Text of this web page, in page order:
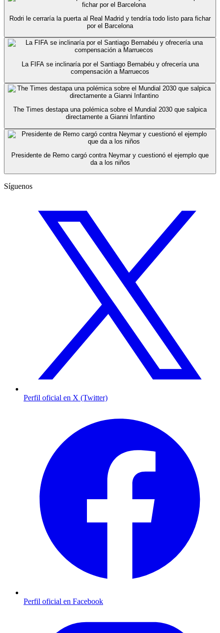
Rodri le cerraría la puerta al Real Madrid y tendría todo listo para fichar
por el Barcelona
La FIFA se inclinaría por el Santiago Bernabéu y ofrecería una
compensación a Marruecos
The Times destapa una polémica sobre el Mundial 2030 que salpica
directamente a Gianni Infantino
Presidente de Remo cargó contra Neymar y cuestionó el ejemplo que
da a los niños
Síguenos
Perfil oficial en X (Twitter)
Perfil oficial en Facebook